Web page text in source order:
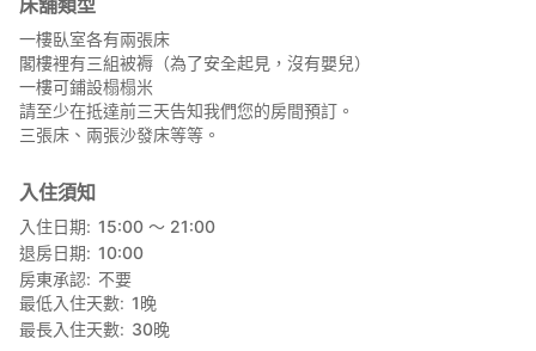
一樓臥室各有兩張床
閣樓裡有三組被褥（為了安全起見，沒有嬰兒）
一樓可鋪設榻榻米
請至少在抵達前三天告知我們您的房間預訂。
三張床、兩張沙發床等等。
入住須知
入住日期
15:00 〜 21:00
退房日期
10:00
房東承認
不要
最低入住天數 1晚
最長入住天數
30晚